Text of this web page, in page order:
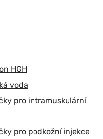
HGH
voda
pro intramuskulární
pro podkožní injekce